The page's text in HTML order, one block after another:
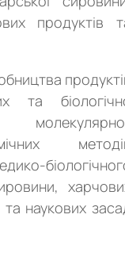
продуктів
та
та наукових
справа)